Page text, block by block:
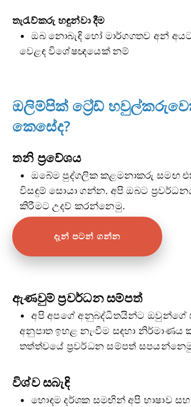
තැරැව්කරු හඳුන්වා දීම
ඔබ නොබැඳි හෝ මාර්ගගතව අන්
වෙළඳ විශේෂඥයෙක් නම්
ඔලිම්පික් ට්‍රේඩ්
කෙසේද?
තනි ප්‍රවේශය
ඔබේම පුද්ගලික කළමනාකරු සමඟ
විසඳුම් සොයා ගන්න. අපි ඔබට
කිරීමට උදව් කරන්නෙමු.
දැන් පටන් ගන්න
ඇණවුම් ප්‍රවර්ධන සම්පත්
අපි අපගේ අනුබද්ධිතයින්ට ඔවුන්ගේ
අනුපාත ඉහළ නැංවීම සඳහා නිර්මාණය
තත්ත්වයේ ප්‍රවර්ධන සම්පත්
විශ්ව සබැඳි
හොඳම දර්ශක සමඟින් අපි භාෂාව සහ